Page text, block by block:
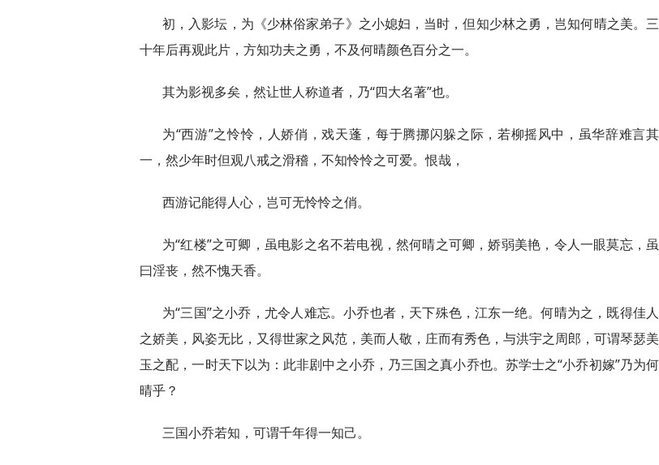
初，入影坛，为《少林俗家弟子》之小媳妇，当时，但知少林之勇，岂知何晴之美。三
十年后再观此片，方知功夫之勇，不及何晴颜色百分之一。
其为影视多矣，然让世人称道者，乃“四大名著”也。
为“西游”之怜怜，人娇俏，戏天蓬，每于腾挪闪躲之际，若柳摇风中，虽华辞难言其
一，然少年时但观八戒之滑稽，不知怜怜之可爱。恨哉，
西游记能得人心，岂可无怜怜之俏。
为“红楼”之可卿，虽电影之名不若电视，然何晴之可卿，娇弱美艳，令人一眼莫忘，虽
曰淫丧，然不愧天香。
为“三国”之小乔，尤令人难忘。小乔也者，天下殊色，江东一绝。何晴为之，既得佳人
之娇美，风姿无比，又得世家之风范，美而人敬，庄而有秀色，与洪宇之周郎，可谓琴瑟美
玉之配，一时天下以为：此非剧中之小乔，乃三国之真小乔也。苏学士之“小乔初嫁”乃为何
晴乎？
三国小乔若知，可谓千年得一知己。